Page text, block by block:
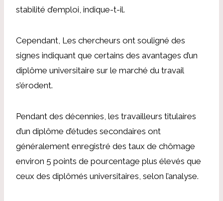
stabilité d’emploi, indique-t-il.
Cependant, Les chercheurs ont souligné des
signes indiquant que certains des avantages d’un
diplôme universitaire sur le marché du travail
s’érodent.
Pendant des décennies, les travailleurs titulaires
d’un diplôme d’études secondaires ont
généralement enregistré des taux de chômage
environ 5 points de pourcentage plus élevés que
ceux des diplômés universitaires, selon l’analyse.